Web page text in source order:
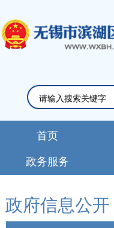
首页
政务服务
政府信息公开